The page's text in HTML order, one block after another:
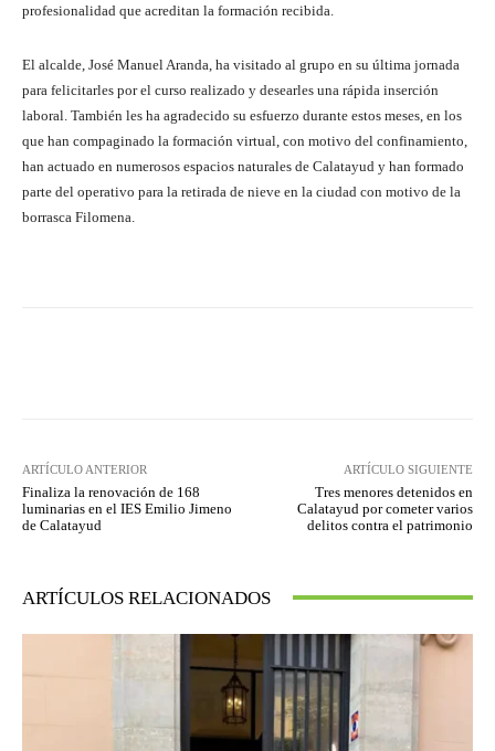
profesionalidad que acreditan la formación recibida.
El alcalde, José Manuel Aranda, ha visitado al grupo en su última jornada
para felicitarles por el curso realizado y desearles una rápida inserción
laboral. También les ha agradecido su esfuerzo durante estos meses, en los
que han compaginado la formación virtual, con motivo del confinamiento,
han actuado en numerosos espacios naturales de Calatayud y han formado
parte del operativo para la retirada de nieve en la ciudad con motivo de la
borrasca Filomena.
ARTÍCULO ANTERIOR
Finaliza la renovación de 168
luminarias en el IES Emilio Jimeno
de Calatayud
ARTÍCULO SIGUIENTE
Tres menores detenidos en
Calatayud por cometer varios
delitos contra el patrimonio
ARTÍCULOS RELACIONADOS